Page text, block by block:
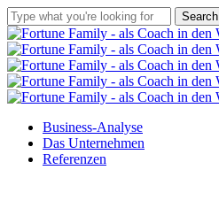
Skip
to
main
content
Search
Close
Search
Business-Analyse
Das Unternehmen
Referenzen